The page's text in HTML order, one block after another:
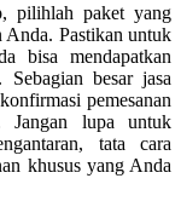
pilihlah paket yang
Anda. Pastikan untuk
bisa mendapatkan
besar jasa
pemesanan
Jangan lupa untuk
tata cara
khusus yang Anda